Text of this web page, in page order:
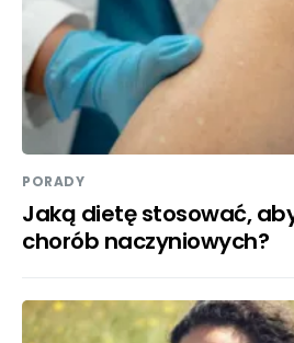
PORADY
Jaką dietę stosować,
chorób naczyniowych?